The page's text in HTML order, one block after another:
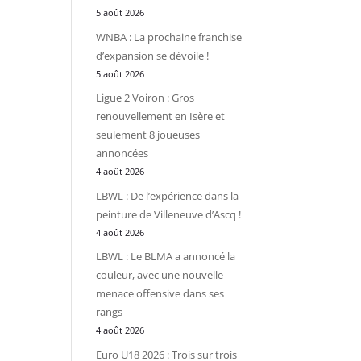
5 août 2026
WNBA : La prochaine franchise
d’expansion se dévoile !
5 août 2026
Ligue 2 Voiron : Gros
renouvellement en Isère et
seulement 8 joueuses
annoncées
4 août 2026
LBWL : De l’expérience dans la
peinture de Villeneuve d’Ascq !
4 août 2026
LBWL : Le BLMA a annoncé la
couleur, avec une nouvelle
menace offensive dans ses
rangs
4 août 2026
Euro U18 2026 : Trois sur trois